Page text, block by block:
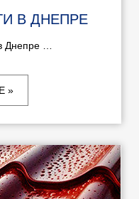
В ДНЕПРЕ
Днепре …
»